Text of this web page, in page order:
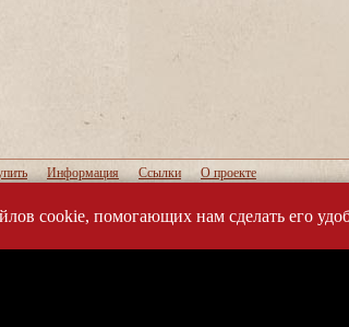
Информация Ссылки
О проекте
cookie, помогающих нам сделать его